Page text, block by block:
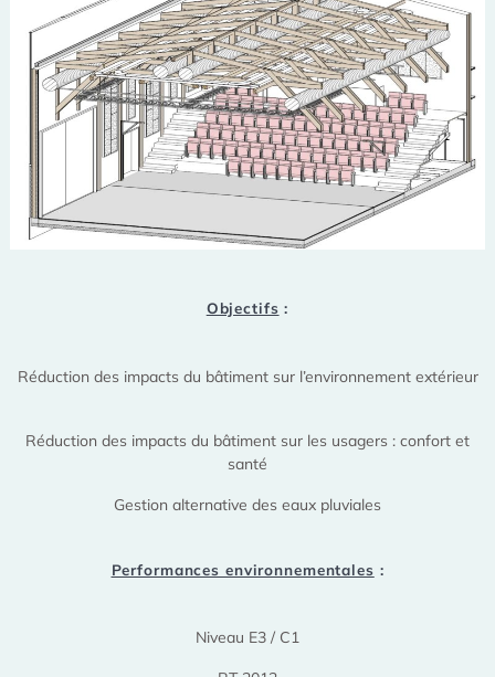
Objectifs :
Réduction des impacts du bâtiment sur l’environnement extérieur
Réduction des impacts du bâtiment sur les usagers : confort et
santé
Gestion alternative des eaux pluviales
Performances environnementales :
Niveau E3 / C1